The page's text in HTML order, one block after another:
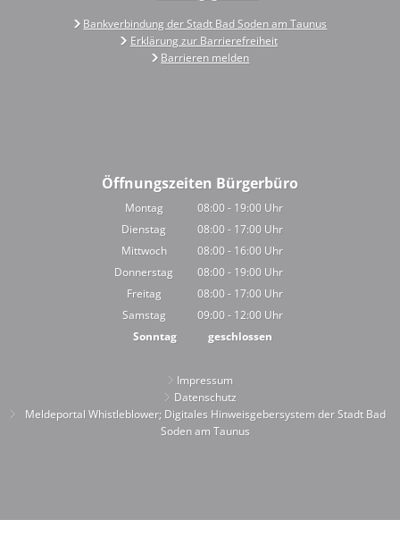
Bankverbindung der Stadt Bad Soden am Taunus
Erklärung zur Barrierefreiheit
Barrieren melden
Öffnungszeiten Bürgerbüro
Montag 08:00- 19:00 Uhr
Von 08:00 bis 19:00 Uhr
Dienstag 08:00- 17:00 Uhr
Von 08:00 bis 17:00 Uhr
Mittwoch 08:00- 16:00 Uhr
Von 08:00 bis 16:00 Uhr
Donnerstag 08:00- 19:00 Uhr
Von 08:00 bis 19:00 Uhr
Freitag 08:00- 17:00 Uhr
Von 08:00 bis 17:00 Uhr
Samstag 09:00- 12:00 Uhr
Von 09:00 bis 12:00 Uhr
Sonntag geschlossen
Impressum
Datenschutz
Meldeportal Whistleblower; Digitales Hinweisgebersystem der Stadt Bad
Soden am Taunus